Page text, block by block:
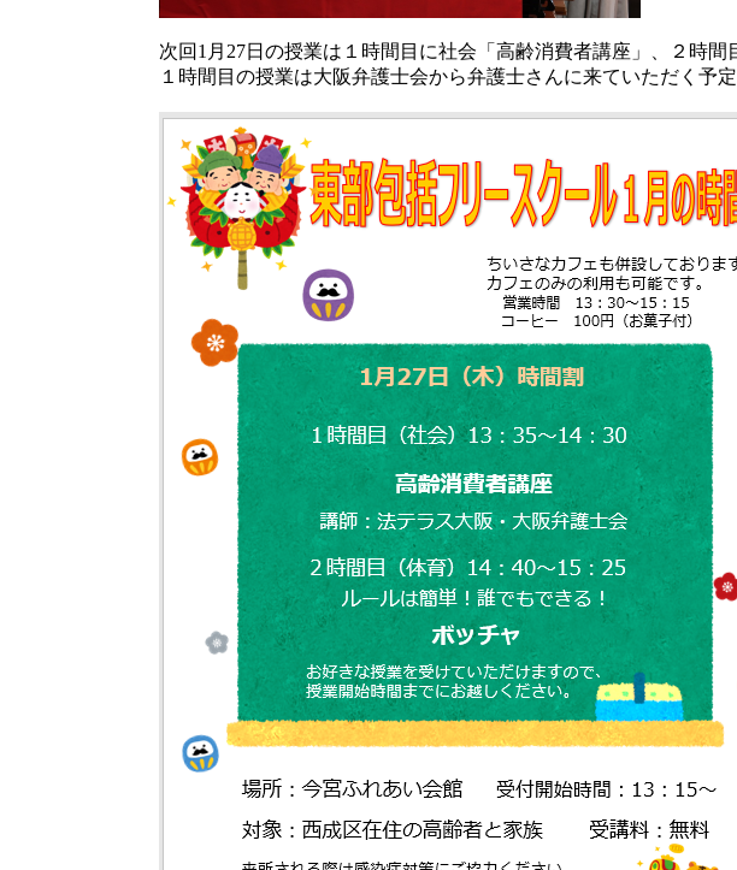
次回1月27日の授業は１時間目に社会「高齢消費者講座」、２時間
１時間目の授業は大阪弁護士会から弁護士さんに来ていただく予